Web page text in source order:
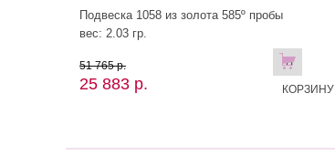
Подвеска 1058 из золота 585º пробы
вес: 2.03 гр.
51 765 р.
25 883 р.
В
КОРЗИНУ